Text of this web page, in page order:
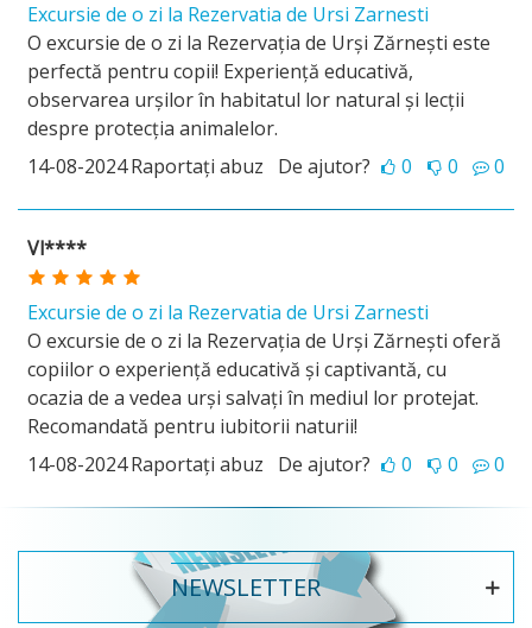
Excursie de o zi la Rezervatia de Ursi Zarnesti
O excursie de o zi la Rezervația de Urși Zărnești este
perfectă pentru copii! Experiență educativă,
observarea urșilor în habitatul lor natural și lecții
despre protecția animalelor.
14-08-2024Raportați abuz De ajutor? 0 0 0
Vl****
Excursie de o zi la Rezervatia de Ursi Zarnesti
O excursie de o zi la Rezervația de Urși Zărnești oferă
copiilor o experiență educativă și captivantă, cu
ocazia de a vedea urși salvați în mediul lor protejat.
Recomandată pentru iubitorii naturii!
14-08-2024Raportați abuz De ajutor? 0 0 0
NEWSLETTER